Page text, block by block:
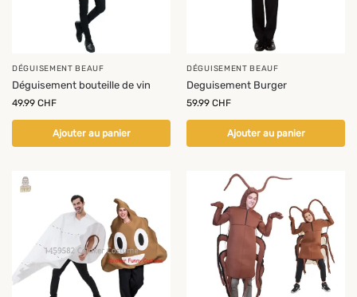
DÉGUISEMENT BEAUF
Déguisement bouteille de vin
49.99 CHF
Ajouter au panier
DÉGUISEMENT BEAUF
Deguisement Burger
59.99 CHF
Ajouter au panier